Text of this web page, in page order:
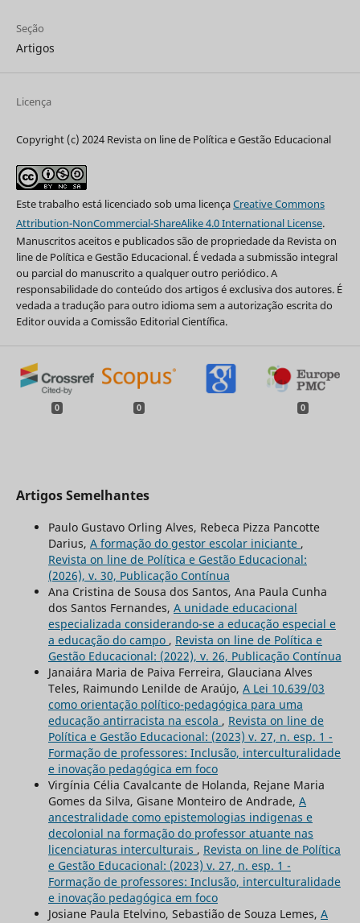
Seção
Artigos
Licença
Copyright (c) 2024 Revista on line de Política e Gestão Educacional
Este trabalho está licenciado sob uma licençaCreative Commons
Attribution-NonCommercial-ShareAlike 4.0 International License.
Manuscritos aceitos e publicados são de propriedade da Revista on
line de Política e Gestão Educacional. É vedada a submissão integral
ou parcial do manuscrito a qualquer outro periódico. A
responsabilidade do conteúdo dos artigos é exclusiva dos autores. É
vedada a tradução para outro idioma sem a autorização escrita do
Editor ouvida a Comissão Editorial Científica.
0 0 0
Artigos Semelhantes
Paulo Gustavo Orling Alves, Rebeca Pizza Pancotte
Darius, A formação do gestor escolar iniciante ,
Revista on line de Política e Gestão Educacional:
(2026), v. 30, Publicação Contínua
Ana Cristina de Sousa dos Santos, Ana Paula Cunha
dos Santos Fernandes, A unidade educacional
especializada considerando-se a educação especial e
a educação do campo , Revista on line de Política e
Gestão Educacional: (2022), v. 26, Publicação Contínua
Janaiára Maria de Paiva Ferreira, Glauciana Alves
Teles, Raimundo Lenilde de Araújo, A Lei 10.639/03
como orientação político-pedagógica para uma
educação antirracista na escola , Revista on line de
Política e Gestão Educacional: (2023) v. 27, n. esp. 1 -
Formação de professores: Inclusão, interculturalidade
e inovação pedagógica em foco
Virgínia Célia Cavalcante de Holanda, Rejane Maria
Gomes da Silva, Gisane Monteiro de Andrade, A
ancestralidade como epistemologias indigenas e
decolonial na formação do professor atuante nas
licenciaturas interculturais , Revista on line de Política
e Gestão Educacional: (2023) v. 27, n. esp. 1 -
Formação de professores: Inclusão, interculturalidade
e inovação pedagógica em foco
Josiane Paula Etelvino, Sebastião de Souza Lemes, A